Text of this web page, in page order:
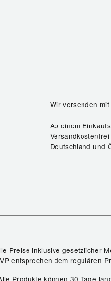
Wir versenden mit
Ab einem
Deutschland und
Preise inklusive gesetzlicher
entsprechen dem regulären
Produkte können 30 Tage